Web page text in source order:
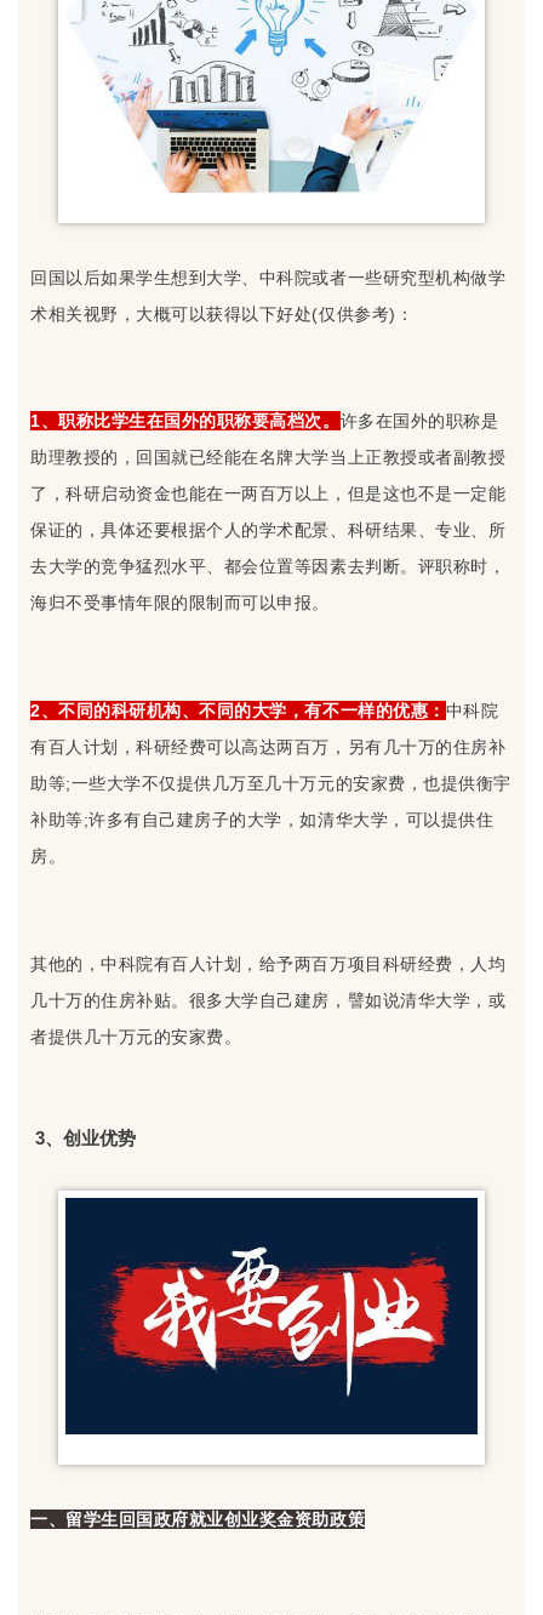
回国以后如果学生想到大学、中科院或者一些研究型机构做学
术相关视野，大概可以获得以下好处(仅供参考)：
1、职称比学生在国外的职称要高档次。 许多在国外的职称是
助理教授的，回国就已经能在名牌大学当上正教授或者副教授
了，科研启动资金也能在一两百万以上，但是这也不是一定能
保证的，具体还要根据个人的学术配景、科研结果、专业、所
去大学的竞争猛烈水平、都会位置等因素去判断。评职称时，
海归不受事情年限的限制而可以申报。
2、不同的科研机构、不同的大学，有不一样的优惠： 中科院
有百人计划，科研经费可以高达两百万，另有几十万的住房补
助等;一些大学不仅提供几万至几十万元的安家费，也提供衡宇
补助等;许多有自己建房子的大学，如清华大学，可以提供住
房。
其他的，中科院有百人计划，给予两百万项目科研经费，人均
几十万的住房补贴。很多大学自己建房，譬如说清华大学，或
者提供几十万元的安家费。
3、创业优势
一、留学生回国政府就业创业奖金资助政策